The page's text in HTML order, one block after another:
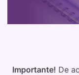
Importante! De